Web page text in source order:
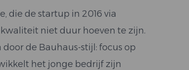
die de startup in 2016 via
niet duur hoeven te zijn.
de Bauhaus-stijl: focus op
het jonge bedrijf zijn